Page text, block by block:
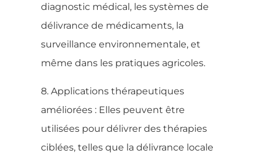
diagnostic médical, les systèmes de
délivrance de médicaments, la
surveillance environnementale, et
même dans les pratiques agricoles.
8. Applications thérapeutiques
améliorées : Elles peuvent être
utilisées pour délivrer des thérapies
ciblées, telles que la délivrance locale